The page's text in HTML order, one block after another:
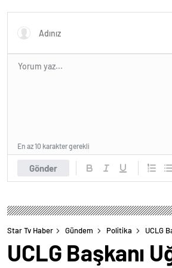
Gönder
En az 10 karakter gerekli
Star Tv Haber Gündem Politika UCLG
UCLG Başkanı